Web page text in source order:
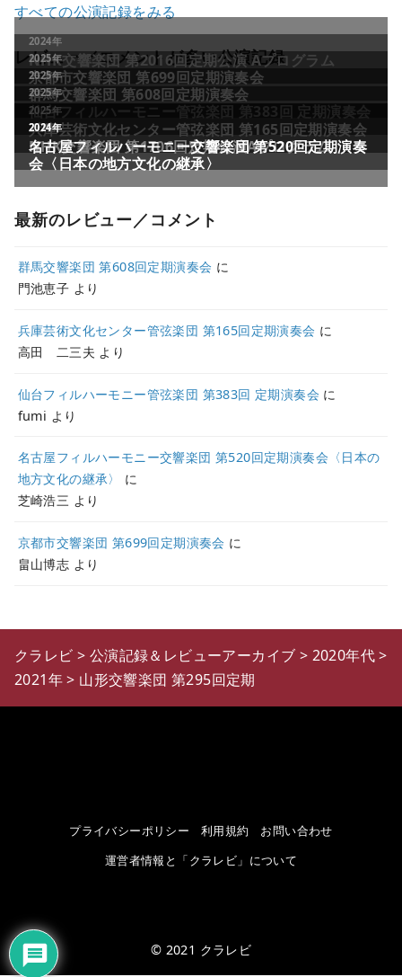
すべての公演記録をみる
レビュー／コメントが多い公演記録
最新のレビュー／コメント
群馬交響楽団 第608回定期演奏会 に
門池恵子 より
兵庫芸術文化センター管弦楽団 第165回定期演奏会 に
高田 二三夫 より
仙台フィルハーモニー管弦楽団 第383回 定期演奏会 に
fumi より
名古屋フィルハーモニー交響楽団 第520回定期演奏会〈日本の
地方文化の継承〉
に
芝崎浩三 より
京都市交響楽団 第699回定期演奏会 に
畠山博志 より
クラレビ > 公演記録＆レビューアーカイブ > 2020年代>
2021年> 山形交響楽団 第295回定期
プライバシーポリシー 利用規約
お問い合わせ
運営者情報と「クラレビ」について
© 2021 クラレビ